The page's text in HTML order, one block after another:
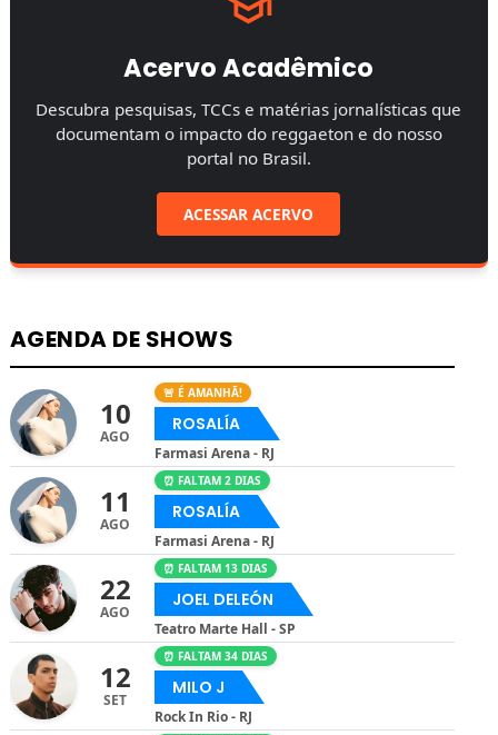
Acervo Acadêmico
Descubra pesquisas, TCCs e matérias jornalísticas que
documentam o impacto do reggaeton e do nosso
portal no Brasil.
ACESSAR ACERVO
AGENDA DE SHOWS
10
AGO
🚨 É AMANHÃ!
ROSALÍA
Farmasi Arena - RJ
11
AGO
⏰ FALTAM 2 DIAS
ROSALÍA
Farmasi Arena - RJ
22
AGO
⏰ FALTAM 13 DIAS
JOEL DELEÓN
Teatro Marte Hall - SP
12
SET
⏰ FALTAM 34 DIAS
MILO J
Rock In Rio - RJ